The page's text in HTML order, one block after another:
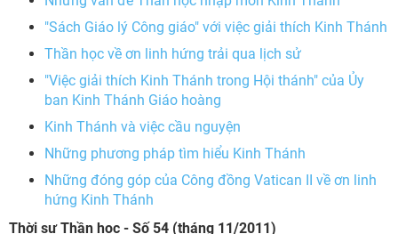
"Sách Giáo lý Công giáo" với việc giải thích Kinh Thánh
Thần học về ơn linh hứng trải qua lịch sử
"Việc giải thích Kinh Thánh trong Hội thánh" của Ủy
ban Kinh Thánh Giáo hoàng
Kinh Thánh và việc cầu nguyện
Những phương pháp tìm hiểu Kinh Thánh
Những đóng góp của Công đồng Vatican II về ơn linh
hứng Kinh Thánh
Thời sự Thần học - Số 54 (tháng 11/2011)